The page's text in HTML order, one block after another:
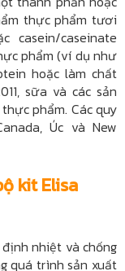
thực phẩm tươi
casein/caseinate
phẩm (ví dụ như
hoặc làm chất
sữa và các sản
phẩm. Các quy
Úc và New
kit Elisa
nhiệt và chống
quá trình sản xuất